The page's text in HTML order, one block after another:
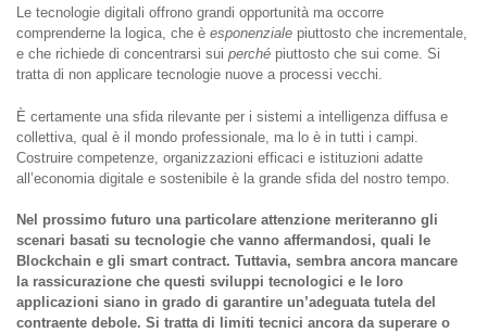
Le tecnologie digitali offrono grandi opportunità ma occorre
comprenderne la logica, che è esponenziale piuttosto che incrementale,
e che richiede di concentrarsi sui perché piuttosto che sui come. Si
tratta di non applicare tecnologie nuove a processi vecchi.
È certamente una sfida rilevante per i sistemi a intelligenza diffusa e
collettiva, qual è il mondo professionale, ma lo è in tutti i campi.
Costruire competenze, organizzazioni efficaci e istituzioni adatte
all’economia digitale e sostenibile è la grande sfida del nostro tempo.
Ne prossimo futuro una partico are attenzione meriteranno g li
scenari basati su tecno ogie che vanno affermandosi, quali le
Blockchain e gli smart contract. Tuttavia, sembra ancora mancare
la rassicurazione che questi sviluppi tecnologici e le loro
applicazioni siano in grado di garantire un’adeguata tutela del
contraente debole. Si tratta di limiti tecnici ancora da superare o